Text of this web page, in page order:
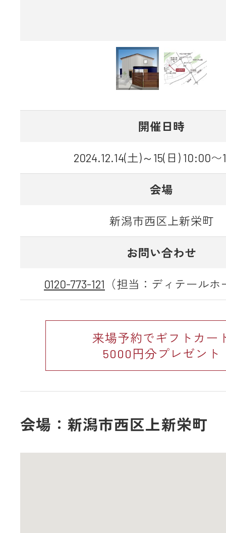
開催日時
2024.12.14(土)～15(日) 10:00
会場
新潟市西区上新栄町
お問い合わせ
0120-773-121 （担当：ディテール
来場予約でギフトカー
5000円分プレゼント
会場：新潟市西区上新栄町